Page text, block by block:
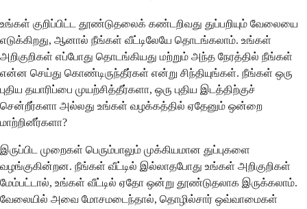
உங்கள் குறிப்பிட்ட தூண்டுதலைக் கண்டறிவது துப்பறியும் வேலையை
எடுக்கிறது, ஆனால் நீங்கள் வீட்டிலேயே தொடங்கலாம். உங்கள்
அறிகுறிகள் எப்போது தொடங்கியது மற்றும் அந்த நேரத்தில் நீங்கள்
என்ன செய்து கொண்டிருந்தீர்கள் என்று சிந்தியுங்கள். நீங்கள் ஒரு
புதிய தயாரிப்பை முயற்சித்தீர்களா, ஒரு புதிய இடத்திற்குச்
சென்றீர்களா அல்லது உங்கள் வழக்கத்தில் ஏதேனும் ஒன்றை
மாற்றினீர்களா?
இருப்பிட முறைகள் பெரும்பாலும் முக்கியமான துப்புகளை
வழங்குகின்றன. நீங்கள் வீட்டில் இல்லாதபோது உங்கள் அறிகுறிகள்
மேம்பட்டால், உங்கள் வீட்டில் ஏதோ ஒன்று தூண்டுதலாக இருக்கலாம்.
வேலையில் அவை மோசமடைந்தால், தொழில்சார் ஒவ்வாமைகள்